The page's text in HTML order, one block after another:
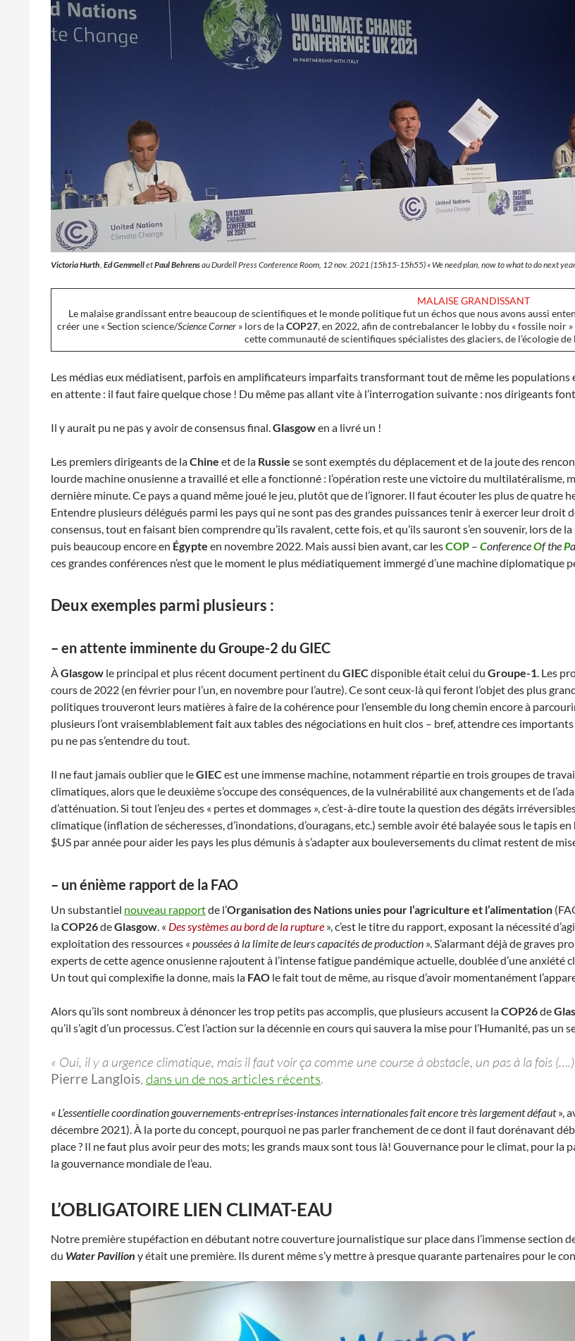
Victoria Hurth, Ed GemmelletPaul Behrensau Durdell Press Conference Room, 12 nov. 2021 (15h15-15h55) «We need plan, now to what to do next
MALAISE GRANDISSANT
Le malaise grandissant entre beaucoup de scientifiques et le monde politique fut un échos que nous avons aussi
créer une « Section science/Science Corner » lors de laCOP27, en 2022, afin de contrebalancer le lobby du « fossile noir
cette communauté de scientifiques spécialistes des glaciers, de l’écologie de
Les médias eux médiatisent, parfois en amplificateurs imparfaits transformant tout de même les populations
en attente : il faut faire quelque chose ! Du même pas allant vite à l’interrogation suivante : nos dirigeants
Il y aurait pu ne pas y avoir de consensus final.Glasgowen a livré un !
Les premiers dirigeants de laChine et de la Russie se sont exemptés du déplacement et de la joute des
lourde machine onusienne a travaillé et elle a fonctionné : l’opération reste une victoire du multilatéralisme,
dernière minute. Ce pays a quand même joué le jeu, plutôt que de l’ignorer. Il faut écouter les plus de quatre
Entendre plusieurs délégués parmi les pays qui ne sont pas des grandes puissances tenir à exercer leur droit
consensus, tout en faisant bien comprendre qu’ils ravalent, cette fois, et qu’ils sauront s’en souvenir, lors de
puis beaucoup encore en Égypte en novembre 2022. Mais aussi bien avant, car lesCOP – ConferenceOf theP
ces grandes conférences n’est que le moment le plus médiatiquement immergé d’une machine
Deux exemples parmi plusieurs :
– en attente imminente du Groupe-2 du GIEC
ÀGlasgow le principal et plus récent document pertinent du GIEC disponible était celui du Groupe-1. Les
cours de 2022 (en février pour l’un, en novembre pour l’autre). Ce sont ceux-là qui feront l’objet des plus
politiques trouveront leurs matières à faire de la cohérence pour l’ensemble du long chemin encore à
plusieurs l’ont vraisemblablement fait aux tables des négociations en huit clos – bref, attendre ces
pu ne pas s’entendre du tout.
Il ne faut jamais oublier que leGIEC est une immense machine, notamment répartie en trois groupes de
climatiques, alors que le deuxième s’occupe des conséquences, de la vulnérabilité aux changements et de
d’atténuation. Si tout l’enjeu des « pertes et dommages », c’est-à-dire toute la question des dégâts
climatique (inflation de sécheresses, d’inondations, d’ouragans, etc.) semble avoir été balayée sous le tapis en
$US par année pour aider les pays les plus démunis à s’adapter aux bouleversements du climat restent de
– un énième rapport de la FAO
Un substantiel nouveau rapportde l’Organisation des Nations unies pour l’agriculture et l’alimentation
laCOP26deGlasgow. « Des systèmes au bord de la rupture », c’est le titre du rapport, exposant la nécessité
exploitation des ressources « poussées à la limite de leurs capacités de production ». S’alarmant déjà de graves
experts de cette agence onusienne rajoutent à l’intense fatigue pandémique actuelle, doublée d’une
Un tout qui complexifie la donne, mais la FAO le fait tout de même, au risque d’avoir momentanément
Alors qu’ils sont nombreux à dénoncer les trop petits pas accomplis, que plusieurs accusent laCOP26de
qu’il s’agit d’un processus. C’est l’action sur la décennie en cours qui sauvera la mise pour l’Humanité, pas un
« Oui, il y a urgence climatique, mais il faut voir ça comme une course à obstacle, un pas à la fois (….)
Pierre Langlois, dans un de nos articles récents.
« L’essentielle coordination gouvernements-entreprises-instances internationales fait encore très largement défaut»,
décembre 2021). À la porte du concept, pourquoi ne pas parler franchement de ce dont il faut dorénavant
place ? Il ne faut plus avoir peur des mots; les grands maux sont tous là! Gouvernance pour le climat, pour
la gouvernance mondiale de l’eau.
L’OBLIGATOIRE LIEN CLIMAT-EAU
Notre première stupéfaction en débutant notre couverture journalistique sur place dans l’immense section
du Water Pavilion y était une première. Ils durent même s’y mettre à presque quarante partenaires pour le